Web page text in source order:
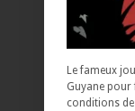
Le fameux
Guyane pour
conditions de